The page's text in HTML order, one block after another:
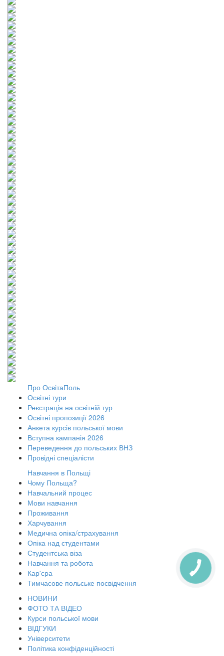
Про ОсвітаПоль
Освітні тури
Реєстрація на освітній тур
Освітні пропозиції 2026
Анкета курсів польської мови
Вступна кампанія 2026
Переведення до польських ВНЗ
Провідні спеціалісти
Навчання в Польщі
Чому Польща?
Навчальний процес
Мови навчання
Проживання
Харчування
Медична опіка/страхування
Опіка над студентами
Студентська віза
Навчання та робота
Кар'єра
Тимчасове польське посвідчення
НОВИНИ
ФОТО ТА ВІДЕО
Курси польської мови
ВІДГУКИ
Університети
Політика конфіденційності